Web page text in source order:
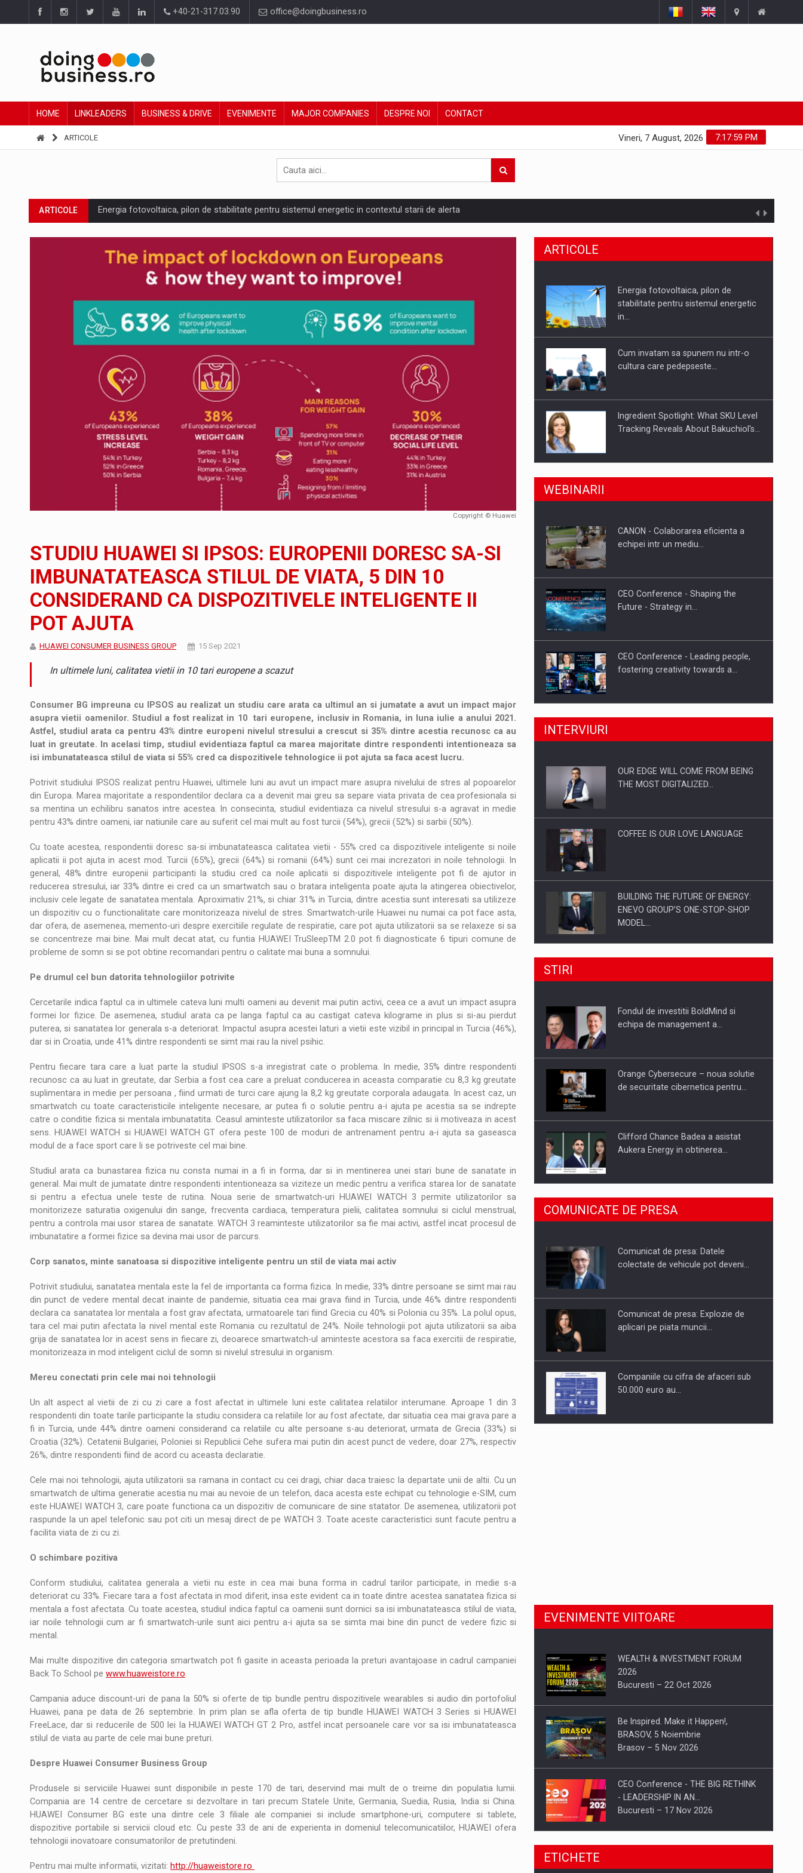
+40-21-317.03.90 office@doingbusiness.ro
HOME LINKLEADERS BUSINESS & DRIVE EVENIMENTE MAJOR COMPANIES DESPRE NOI CONTACT
ARTICOLE 7:17:59 PM
Vineri, 7 August, 2026
ARTICOLE Energia fotovoltaica, pilon de stabilitate pentru sistemul energetic in contextul starii de alerta
ARTICOLE Cum invatam sa spunem nu intr-o cultura care pedepseste granitele?
Ingredient Spotlight: What SKU Level Tracking Reveals About Bakuchiol's Evolution
Producatorii si comerciantii care nu se supun noilor reglementari UE privind ambalajele pot risca retragerea produselor din piata
LEADERSHIP IN MISCARE
INTERVIURI CU BATERIILE PERMANENT INCARCATE
PUTTING ROMANIAN CORPORATE COMPANIES ON THE INTERNATIONAL BUSINESS SCENE
OUR EDGE WILL COME FROM BEING THE MOST DIGITALIZED WHOLESALER IN ROMANIA
COFFEE IS OUR LOVE LANGUAGE
Hard Enduro Piatra Craiului 2026, fueled by benzinariile RO concept OSCAR – peste 500 de participanti
Fondul de investitii BoldMind si echipa de management a Pall-Ex, liderul pietei de transport paletizat din Romania, preiau compania intr-o tranzactie de peste 25…
STIRI RANGE ROVER DEZVALUIE AL CINCILEA MEMBRU AL FAMILIEI: RANGE ROVER GT
STIRI JAECOO 5 SHS-H a ajuns in Romania
ARTICOLE Proteinmaxxing and the Future of Protein Demand
Copyright © Huawei
STUDIU HUAWEI SI IPSOS: EUROPENII DORESC SA-SI
IMBUNATATEASCA STILUL DE VIATA, 5 DIN 10
CONSIDERAND CA DISPOZITIVELE INTELIGENTE II
POT AJUTA
HUAWEI CONSUMER BUSINESS GROUP 15 Sep 2021
In ultimele luni, calitatea vietii in 10 tari europene a scazut
Consumer BG impreuna cu IPSOS au realizat un studiu care arata ca ultimul an si jumatate a avut un impact major
asupra vietii oamenilor. Studiul a fost realizat in 10 tari europene, inclusiv in Romania, in luna iulie a anului 2021.
Astfel, studiul arata ca pentru 43% dintre europeni nivelul stresului a crescut si 35% dintre acestia recunosc ca au
luat in greutate. In acelasi timp, studiul evidentiaza faptul ca marea majoritate dintre respondenti intentioneaza sa
isi imbunatateasca stilul de viata si 55% cred ca dispozitivele tehnologice ii pot ajuta sa faca acest lucru.
Potrivit studiului IPSOS realizat pentru Huawei, ultimele luni au avut un impact mare asupra nivelului de stres al popoarelor
din Europa. Marea majoritate a respondentilor declara ca a devenit mai greu sa separe viata privata de cea profesionala si
sa mentina un echilibru sanatos intre acestea. In consecinta, studiul evidentiaza ca nivelul stresului s-a agravat in medie
pentru 43% dintre oameni, iar natiunile care au suferit cel mai mult au fost turcii (54%), grecii (52%) si sarbii (50%).
Cu toate acestea, respondentii doresc sa-si imbunatateasca calitatea vietii - 55% cred ca dispozitivele inteligente si noile
aplicatii ii pot ajuta in acest mod. Turcii (65%), grecii (64%) si romanii (64%) sunt cei mai increzatori in noile tehnologii. In
general, 48% dintre europenii participanti la studiu cred ca noile aplicatii si dispozitivele inteligente pot fi de ajutor in
reducerea stresului, iar 33% dintre ei cred ca un smartwatch sau o bratara inteligenta poate ajuta la atingerea obiectivelor,
inclusiv cele legate de sanatatea mentala. Aproximativ 21%, si chiar 31% in Turcia, dintre acestia sunt interesati sa utilizeze
un dispozitiv cu o functionalitate care monitorizeaza nivelul de stres. Smartwatch-urile Huawei nu numai ca pot face asta,
dar ofera, de asemenea, memento-uri despre exercitiile regulate de respiratie, care pot ajuta utilizatorii sa se relaxeze si sa
se concentreze mai bine. Mai mult decat atat, cu funtia HUAWEI TruSleepTM 2.0 pot fi diagnosticate 6 tipuri comune de
probleme de somn si se pot obtine recomandari pentru o calitate mai buna a somnului.
Pe drumul cel bun datorita tehnologiilor potrivite
Cercetarile indica faptul ca in ultimele cateva luni multi oameni au devenit mai putin activi, ceea ce a avut un impact asupra
formei lor fizice. De asemenea, studiul arata ca pe langa faptul ca au castigat cateva kilograme in plus si si-au pierdut
puterea, si sanatatea lor generala s-a deteriorat. Impactul asupra acestei laturi a vietii este vizibil in principal in Turcia (46%),
dar si in Croatia, unde 41% dintre respondenti se simt mai rau la nivel psihic.
Pentru fiecare tara care a luat parte la studiul IPSOS s-a inregistrat cate o problema. In medie, 35% dintre respondenti
recunosc ca au luat in greutate, dar Serbia a fost cea care a preluat conducerea in aceasta comparatie cu 8,3 kg greutate
suplimentara in medie per persoana , fiind urmati de turci care ajung la 8,2 kg greutate corporala adaugata. In acest caz, un
smartwatch cu toate caracteristicile inteligente necesare, ar putea fi o solutie pentru a-i ajuta pe acestia sa se indrepte
catre o conditie fizica si mentala imbunatatita. Ceasul aminteste utilizatorilor sa faca miscare zilnic si ii motiveaza in acest
sens. HUAWEI WATCH si HUAWEI WATCH GT ofera peste 100 de moduri de antrenament pentru a-i ajuta sa gaseasca
modul de a face sport care li se potriveste cel mai bine.
Studiul arata ca bunastarea fizica nu consta numai in a fi in forma, dar si in mentinerea unei stari bune de sanatate in
general. Mai mult de jumatate dintre respondenti intentioneaza sa viziteze un medic pentru a verifica starea lor de sanatate
si pentru a efectua unele teste de rutina. Noua serie de smartwatch-uri HUAWEI WATCH 3 permite utilizatorilor sa
monitorizeze saturatia oxigenului din sange, frecventa cardiaca, temperatura pielii, calitatea somnului si ciclul menstrual,
pentru a controla mai usor starea de sanatate. WATCH 3 reaminteste utilizatorilor sa fie mai activi, astfel incat procesul de
imbunatatire a formei fizice sa devina mai usor de parcurs.
Corp sanatos, minte sanatoasa si dispozitive inteligente pentru un stil de viata mai activ
Potrivit studiului, sanatatea mentala este la fel de importanta ca forma fizica. In medie, 33% dintre persoane se simt mai rau
din punct de vedere mental decat inainte de pandemie, situatia cea mai grava fiind in Turcia, unde 46% dintre respondenti
declara ca sanatatea lor mentala a fost grav afectata, urmatoarele tari fiind Grecia cu 40% si Polonia cu 35%. La polul opus,
tara cel mai putin afectata la nivel mental este Romania cu rezultatul de 24%. Noile tehnologii pot ajuta utilizatorii sa aiba
grija de sanatatea lor in acest sens in fiecare zi, deoarece smartwatch-ul aminteste acestora sa faca exercitii de respiratie,
monitorizeaza in mod inteligent ciclul de somn si nivelul stresului in organism.
Mereu conectati prin cele mai noi tehnologii
Un alt aspect al vietii de zi cu zi care a fost afectat in ultimele luni este calitatea relatiilor interumane. Aproape 1 din 3
respondenti din toate tarile participante la studiu considera ca relatiile lor au fost afectate, dar situatia cea mai grava pare a
fi in Turcia, unde 44% dintre oameni considerand ca relatiile cu alte persoane s-au deteriorat, urmata de Grecia (33%) si
Croatia (32%). Cetatenii Bulgariei, Poloniei si Republicii Cehe sufera mai putin din acest punct de vedere, doar 27%, respectiv
26%, dintre respondenti fiind de acord cu aceasta declaratie.
Cele mai noi tehnologii, ajuta utilizatorii sa ramana in contact cu cei dragi, chiar daca traiesc la departate unii de altii. Cu un
smartwatch de ultima generatie acestia nu mai au nevoie de un telefon, daca acesta este echipat cu tehnologie e-SIM, cum
este HUAWEI WATCH 3, care poate functiona ca un dispozitiv de comunicare de sine statator. De asemenea, utilizatorii pot
raspunde la un apel telefonic sau pot citi un mesaj direct de pe WATCH 3. Toate aceste caracteristici sunt facute pentru a
facilita viata de zi cu zi.
O schimbare pozitiva
Conform studiului, calitatea generala a vietii nu este in cea mai buna forma in cadrul tarilor participate, in medie s-a
deteriorat cu 33%. Fiecare tara a fost afectata in mod diferit, insa este evident ca in toate dintre acestea sanatatea fizica si
mentala a fost afectata. Cu toate acestea, studiul indica faptul ca oamenii sunt dornici sa isi imbunatateasca stilul de viata,
iar noile tehnologii cum ar fi smartwatch-urile sunt aici pentru a-i ajuta sa se simta mai bine din punct de vedere fizic si
mental.
Mai multe dispozitive din categoria smartwatch pot fi gasite in aceasta perioada la preturi avantajoase in cadrul campaniei
Back To School pe www.huaweistore.ro.
Campania aduce discount-uri de pana la 50% si oferte de tip bundle pentru dispozitivele wearables si audio din portofoliul
Huawei, pana pe data de 26 septembrie. In prim plan se afla oferta de tip bundle HUAWEI WATCH 3 Series si HUAWEI
FreeLace, dar si reducerile de 500 lei la HUAWEI WATCH GT 2 Pro, astfel incat persoanele care vor sa isi imbunatateasca
stilul de viata au parte de cele mai bune preturi.
Despre Huawei Consumer Business Group
Produsele si serviciile Huawei sunt disponibile in peste 170 de tari, deservind mai mult de o treime din populatia lumii.
Compania are 14 centre de cercetare si dezvoltare in tari precum Statele Unite, Germania, Suedia, Rusia, India si China.
HUAWEI Consumer BG este una dintre cele 3 filiale ale companiei si include smartphone-uri, computere si tablete,
dispozitive portabile si servicii cloud etc. Cu peste 33 de ani de experienta in domeniul telecomunicatiilor, HUAWEI ofera
tehnologii inovatoare consumatorilor de pretutindeni.
Pentru mai multe informatii, vizitati: http://huaweistore.ro
ARTICOLE
Energia fotovoltaica, pilon de
stabilitate pentru sistemul energetic
in…
Cum invatam sa spunem nu intr-o
cultura care pedepseste…
Ingredient Spotlight: What SKU Level
Tracking Reveals About Bakuchiol's…
Producatorii si comerciantii care nu
Proteinmaxxing and the Future of
WEBINARII
CANON - Colaborarea eficienta a
echipei intr un mediu…
CEO Conference - Shaping the
Future - Strategy in…
CEO Conference - Leading people,
fostering creativity towards a…
CEO Conference - Shaping The
Webinar - Business Evolution-
INTERVIURI
OUR EDGE WILL COME FROM BEING
THE MOST DIGITALIZED…
COFFEE IS OUR LOVE LANGUAGE
BUILDING THE FUTURE OF ENERGY:
ENEVO GROUP’S ONE-STOP-SHOP
MODEL…
ROOTED IN ROMANIA, BUILT TO
PUTTING ROMANIAN CORPORATE
STIRI
Fondul de investitii BoldMind si
echipa de management a…
Orange Cybersecure – noua solutie
de securitate cibernetica pentru…
Clifford Chance Badea a asistat
Aukera Energy in obtinerea…
SAPTE PERSONALITATI DIN MEDIUL
DE AFACERI, ACADEMIC SI
Hard Enduro Piatra Craiului 2026,
COMUNICATE DE PRESA
Comunicat de presa: Datele
colectate de vehicule pot deveni…
Comunicat de presa: Explozie de
aplicari pe piata muncii…
Companiile cu cifra de afaceri sub
50.000 euro au…
EVENIMENTE VIITOARE
WEALTH & INVESTMENT FORUM
2026
Bucuresti – 22 Oct 2026
Be Inspired. Make it Happen!,
BRASOV, 5 Noiembrie
Brasov – 5 Nov 2026
CEO Conference - THE BIG RETHINK
- LEADERSHIP IN AN…
Bucuresti – 17 Nov 2026
Be Inspired. Make it Happen!, CLUJ, 9
ETICHETE